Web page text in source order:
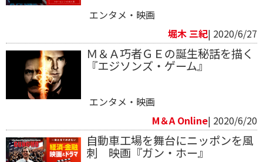
エンタメ・映画
堀木 三紀| 2020/6/27
Ｍ＆Ａ巧者ＧＥの誕生秘話を描く
『エジソンズ・ゲーム』
エンタメ・映画
M＆A Online| 2020/6/20
自動車工場を舞台にニッポンを風
刺 映画『ガン・ホー』